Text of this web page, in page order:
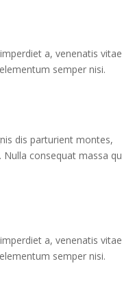
a, venenatis
semper nisi.
dis parturient montes,
consequat massa
a, venenatis
semper nisi.